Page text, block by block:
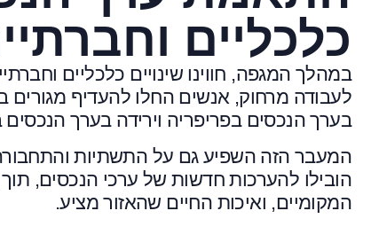
כלכליים
במהלך המגפה, חווינו שינויים כלכליים
לעבודה מרחוק, אנשים החלו להעדיף מגורים
בערך הנכסים בפריפריה וירידה בערך הנכסים
המעבר הזה השפיע גם על התשתיות
הובילו להערכות חדשות של ערכי הנכסים,
המקומיים, ואיכות החיים שהאזור מציע.